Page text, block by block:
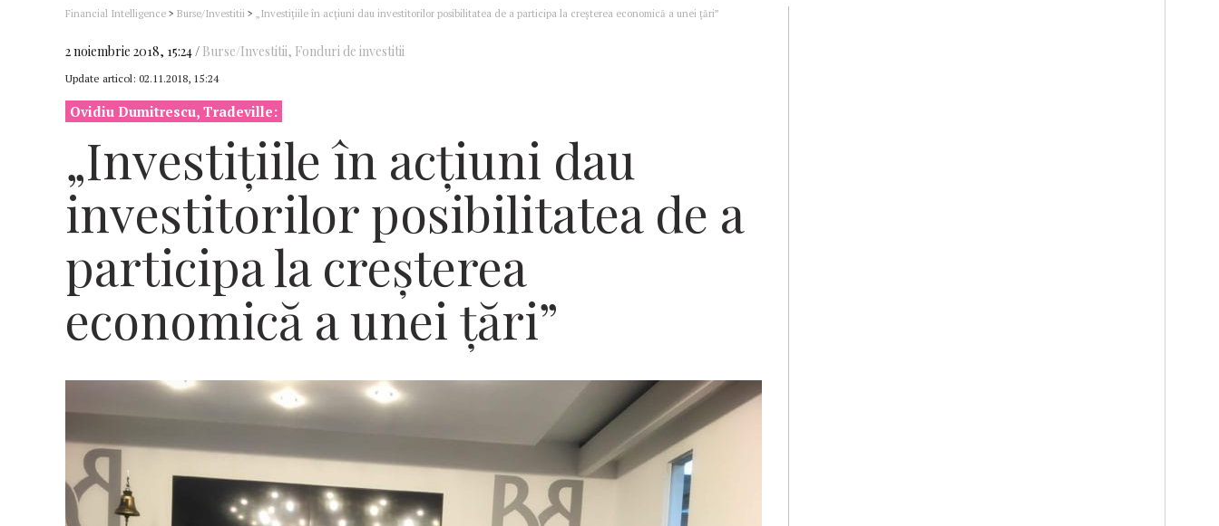
Financial Intelligence > Burse/Investitii > „Investițiile în acțiuni dau investitorilor posibilitatea de a participa la creșterea economică a unei țări”
2 noiembrie 2018, 15:24 Burse/Investitii, Fonduri de investitii
Update articol: 02.11.2018, 15:24
Ovidiu Dumitrescu, Tradeville:
„Investițiile în acțiuni dau
investitorilor posibilitatea de a
participa la creșterea
economică a unei țări”